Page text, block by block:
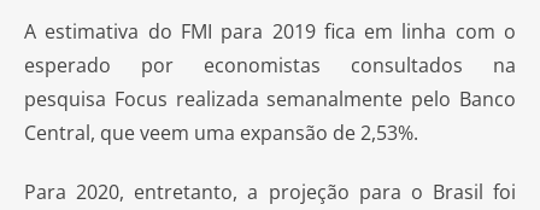
A estimativa do FMI para 2019 fica em linha com o
esperado por economistas consultados na
pesquisa Focus realizada semanalmente pelo Banco
Central, que veem uma expansão de 2,53%.
Para 2020, entretanto, a projeção para o Brasil foi